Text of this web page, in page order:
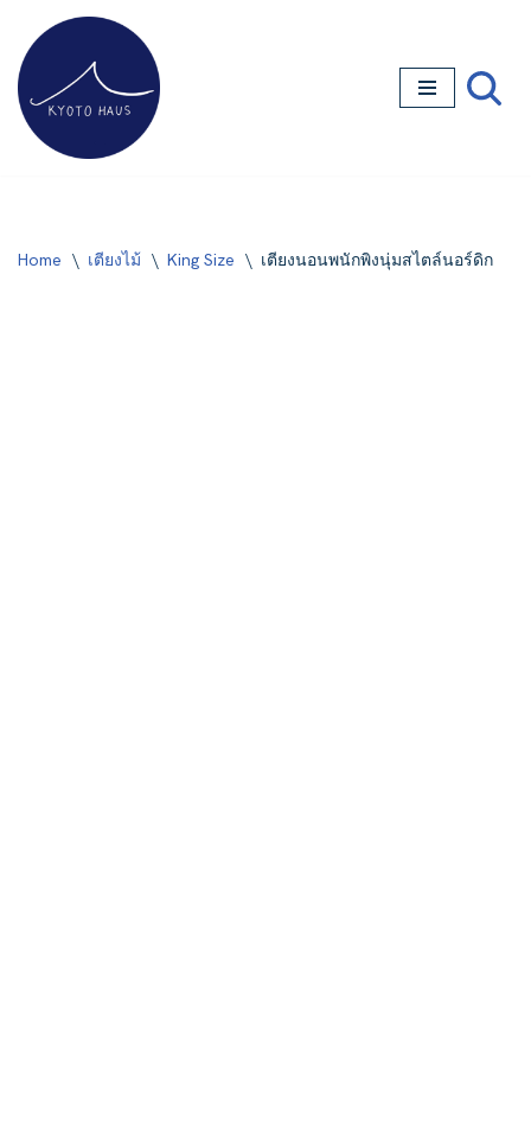
Skip
to
content
Home \ เตียงไม้ \ King Size \ เตียงนอนพนักพิงนุ่มสไตล์นอร์ดิก